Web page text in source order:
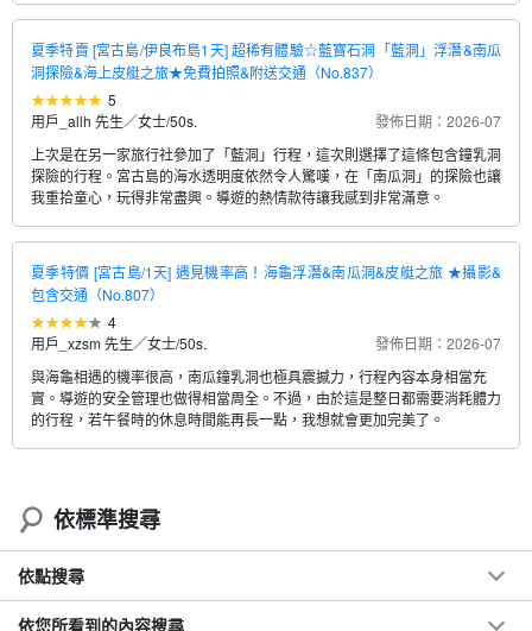
夏季特賣 [宮古島/伊良布島1天] 超稀有體驗☆藍寶石洞「藍洞」浮潛&南瓜
洞探險&海上皮艇之旅★免費拍照&附送交通（No.837）
5
用戶_allh 先生／女士/50s.
發佈日期：2026-07
上次是在另一家旅行社參加了「藍洞」行程，這次則選擇了這條包含鐘乳洞
探險的行程。宮古島的海水透明度依然令人驚嘆，在「南瓜洞」的探險也讓
我重拾童心，玩得非常盡興。導遊的熱情款待讓我感到非常滿意。
夏季特價 [宮古島/1天] 遇見機率高！海龜浮潛&南瓜洞&皮艇之旅 ★攝影&
包含交通（No.807）
4
用戶_xzsm 先生／女士/50s.
發佈日期：2026-07
與海龜相遇的機率很高，南瓜鐘乳洞也極具震撼力，行程內容本身相當充
實。導遊的安全管理也做得相當周全。不過，由於這是整日都需要消耗體力
的行程，若午餐時的休息時間能再長一點，我想就會更加完美了。
依標準搜尋
依點搜尋
依您所看到的內容搜尋